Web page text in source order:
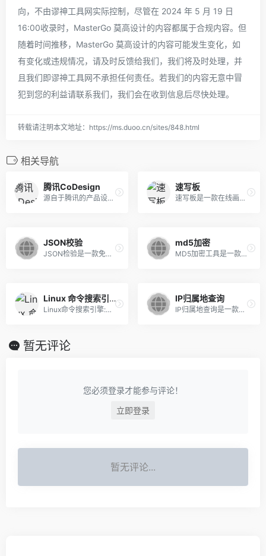
向，不由谬神工具网实际控制，尽管在 2024 年 5 月 19 日
16:00收录时，MasterGo 莫高设计的内容都属于合规内容。但
随着时间推移，MasterGo 莫高设计的内容可能发生变化，如
有变化或违规情况，请及时反馈给我们，我们将及时处理，并
且我们即谬神工具网不承担任何责任。若我们的内容无意中冒
犯到您的利益请联系我们，我们会在收到信息后尽快处理。
转载请注明本文地址：https://ms.duoo.cn/sites/848.html
相关导航
腾讯CoDesign
源自于腾讯的产品设计研发一站式协作平台，支持在线导入预览 Sketch 设计稿、自动生成设计标注切图，灵活调用图标库、素材库，支持多种插件上传，让产品设计更轻松高效
速写板
速写板是一款在线画画网站及画图工具，支持画画、画图、画思维导图、流程图、草图、图片生成、素材导入、SVG导出等功能，支持图片制作、SVG制作等。用户可通过画笔、喷漆、插入文字、图形库、素材库及功能菜单快捷高效的画画、画图、制作并分享精美的图片等。
JSON校验
JSON检验是一款免费的、高效的Json检验工具，适合所有JavaScript开发人员使用，旨在通过实时监测和分析Json文件来诊断和排除潜在的JavaScript错误
md5加密
MD5加密工具是一款安全高效的密码强度评估工具，可以方便地用于各种在线活动和应用程序中。它基于流行的 MD5 算法。是一款安全、可靠、易用的密码强度评估工具，可帮助用户有效地保护敏感信息和隐私
Linux 命令搜索引擎
Linux命令搜索引擎:最专业的Linux命令大全，内容包含Linux命令手册、详解、学习，值得收藏的Linux命令速查手册。 - 最专业的Linux命令大全，内容包含Linux命令手册、详解、学习，值得收藏的Linux命令速查手册。
IP归属地查询
IP归属地查询是一款免费的网络故障排除工具。它可以帮助用户快速查找互联网上的IP地址及其对应的地理位置。IP归属地查询是一款非常实用的网络故障排除工具，适合广大网民和网络管理员使用
暂无评论
您必须登录才能参与评论！
立即登录
暂无评论...